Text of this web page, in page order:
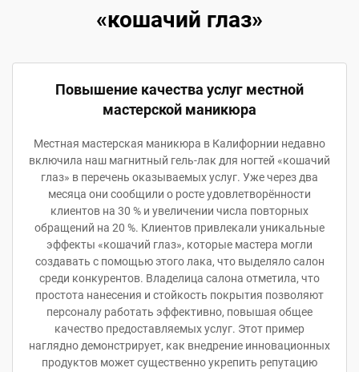
«кошачий глаз»
Повышение качества услуг местной
мастерской маникюра
Местная мастерская маникюра в Калифорнии недавно
включила наш магнитный гель-лак для ногтей «кошачий
глаз» в перечень оказываемых услуг. Уже через два
месяца они сообщили о росте удовлетворённости
клиентов на 30 % и увеличении числа повторных
обращений на 20 %. Клиентов привлекали уникальные
эффекты «кошачий глаз», которые мастера могли
создавать с помощью этого лака, что выделяло салон
среди конкурентов. Владелица салона отметила, что
простота нанесения и стойкость покрытия позволяют
персоналу работать эффективно, повышая общее
качество предоставляемых услуг. Этот пример
наглядно демонстрирует, как внедрение инновационных
продуктов может существенно укрепить репутацию